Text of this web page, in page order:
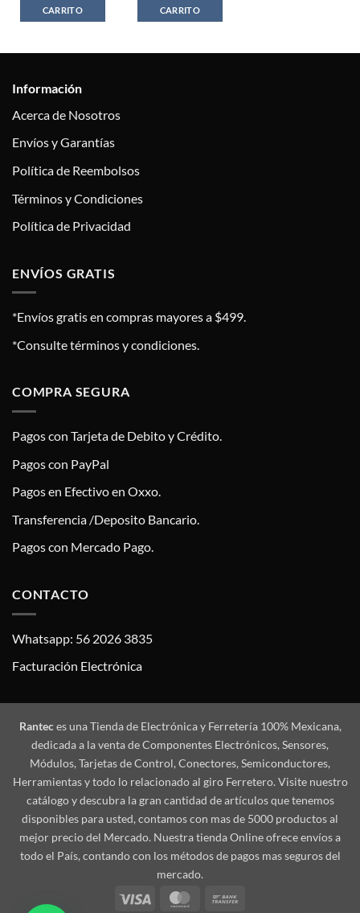
CARRITO
CARRITO
Información
Acerca de Nosotros
Envíos y Garantías
Política de Reembolsos
Términos y Condiciones
Política de Privacidad
ENVÍOS GRATIS
*Envíos gratis en compras mayores a $499.
*Consulte términos y condiciones.
COMPRA SEGURA
Pagos con Tarjeta de Debito y Crédito.
Pagos con PayPal
Pagos en Efectivo en Oxxo.
Transferencia /Deposito Bancario.
Pagos con Mercado Pago.
CONTACTO
Whatsapp: 56 2026 3835
Facturación Electrónica
Ranteces una Tienda de Electrónica y Ferretería 100% Mexicana,
dedicada a la venta de Componentes Electrónicos, Sensores,
Módulos, Tarjetas de Control, Conectores, Semiconductores,
Herramientas y todo lo relacionado al giro Ferretero. Visite nuestro
catálogo y descubra la gran cantidad de artículos que tenemos
disponibles para usted, contamos con mas de 5000 productos al
mejor precio del Mercado. Nuestra tienda Online ofrece envíos a
todo el País, contando con los métodos de pagos mas seguros del
mercado.
Visa
MasterCard